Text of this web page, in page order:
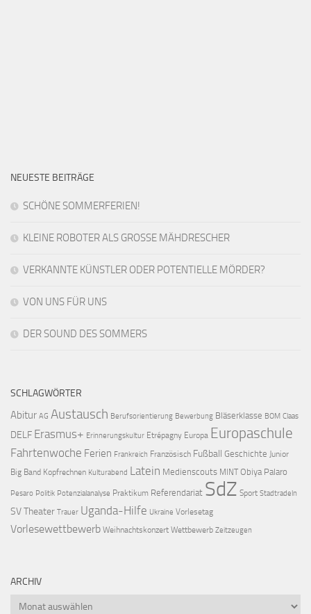
NEUESTE BEITRÄGE
SCHÖNE SOMMERFERIEN!
KLEINE ROBOTER ALS GROSSE MÄHDRESCHER
VERKANNTE KÜNSTLER ODER POTENTIELLE MÖRDER?
VON UNS FÜR UNS
DER SOUND DES SOMMERS
SCHLAGWÖRTER
Abitur AG Austausch Berufsorientierung Bewerbung Bläserklasse BOM Claas
DELF Erasmus+ Erinnerungskultur Etrépagny Europa Europaschule
Fahrtenwoche Ferien Frankreich Französisch Fußball Geschichte Junior
Big Band Kopfrechnen Kulturabend Latein Medienscouts MINT Obiya Palaro
Pesaro Politik Potenzialanalyse Praktikum Referendariat SdZ Sport Stadtradeln
SVTheater Trauer Uganda-Hilfe Ukraine Vorlesetag
Vorlesewettbewerb Weihnachtskonzert Wettbewerb Zeitzeugen
ARCHIV